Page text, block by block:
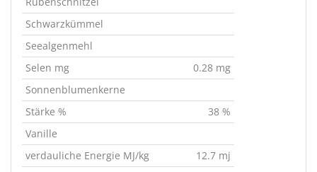
Schwarzkümmel
Seealgenmehl
Selen mg
0.28 mg
Sonnenblumenkerne
Stärke %
38 %
Vanille
verdauliche Energie MJ/kg
12.7 mj